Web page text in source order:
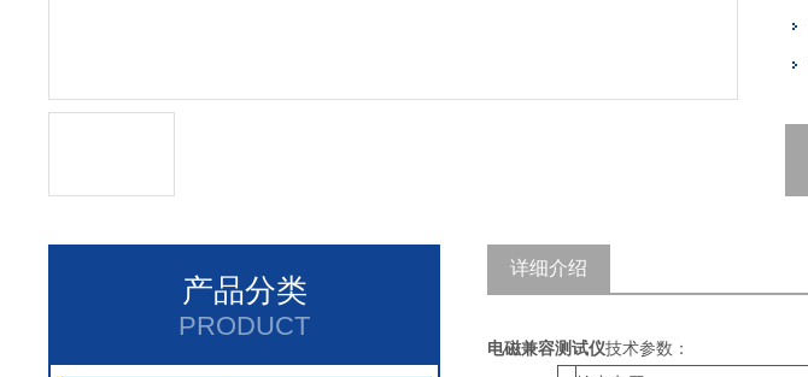
产品分类
PRODUCT
详细介绍
电磁兼容测试仪技术参数：